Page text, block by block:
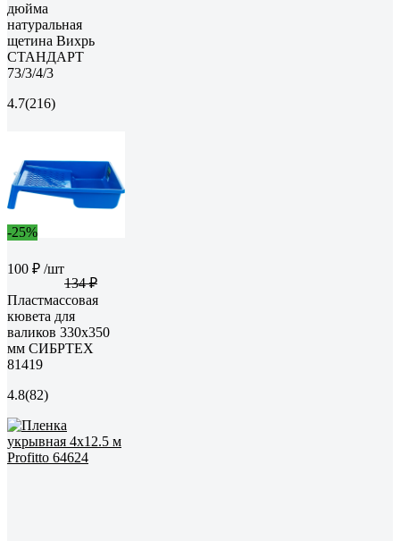
дюйма
натуральная
щетина Вихрь
СТАНДАРТ
73/3/4/3
4.7(216)
-25%
100 ₽ /шт
134 ₽
Пластмассовая
кювета для
валиков 330х350
мм СИБРТЕХ
81419
4.8(82)